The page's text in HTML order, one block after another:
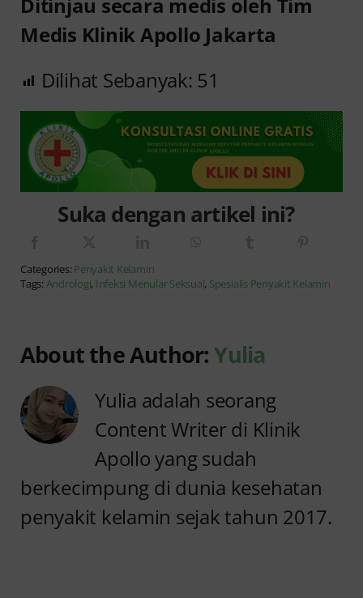
Ditinjau secara medis oleh Tim
Medis Klinik Apollo Jakarta
Dilihat Sebanyak: 51
Suka dengan artikel ini?
Categories: Penyakit Kelamin
Tags: Andrologi, Infeksi Menular Seksual, Spesialis Penyakit Kelamin
About the Author:Yulia
Yulia adalah seorang
Content Writer di Klinik
Apollo yang sudah
berkecimpung di dunia kesehatan
penyakit kelamin sejak tahun 2017.
Penyebab
Anyang